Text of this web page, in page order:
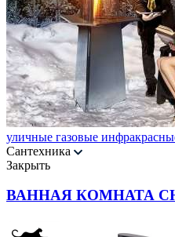
уличные газовые
Сантехника
Закрыть
ВАННАЯ КОМНАТА